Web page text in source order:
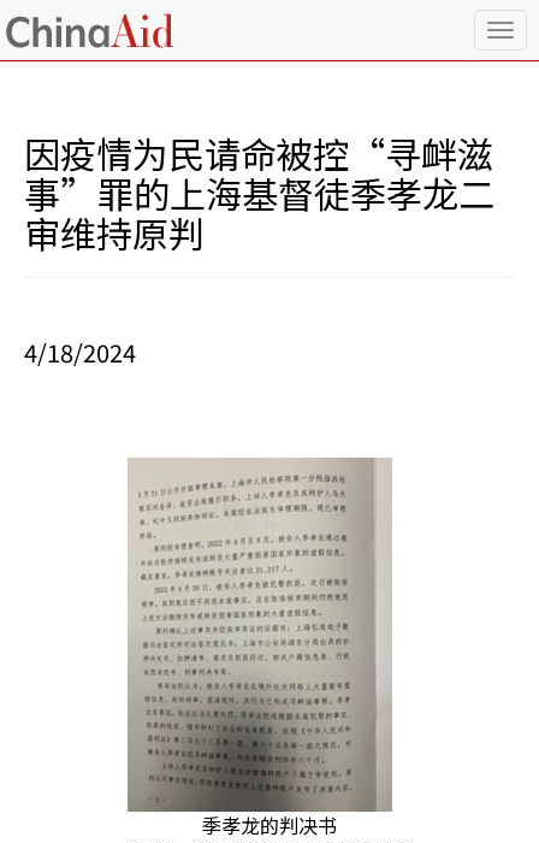
T
o
因疫情为民请命被控“寻衅滋
事”罪的上海基督徒季孝龙二
审维持原判
4/18/2024
季孝龙的判决书